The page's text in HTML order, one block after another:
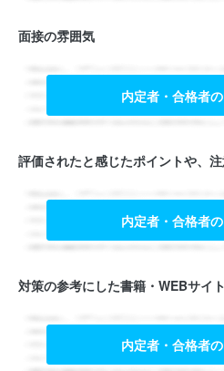
面接の雰囲気
内定者・合格者
評価されたと感じたポイントや、
内定者・合格者
対策の参考にした書籍・WEBサイト
内定者・合格者